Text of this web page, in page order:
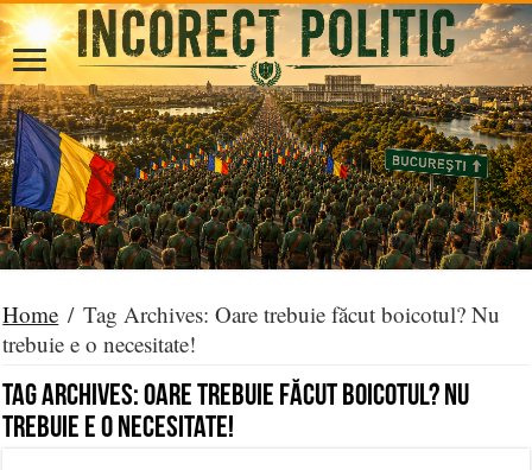
Home / Tag Archives: Oare trebuie făcut boicotul? Nu
trebuie e o necesitate!
Tag Archives:Oare trebuie făcut boicotul? Nu
trebuie e o necesitate!